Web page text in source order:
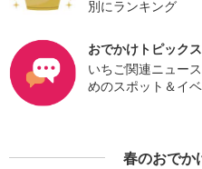
別にランキング
おでかけトピックス
いちご関連ニュー
めのスポット＆イ
春のおでか